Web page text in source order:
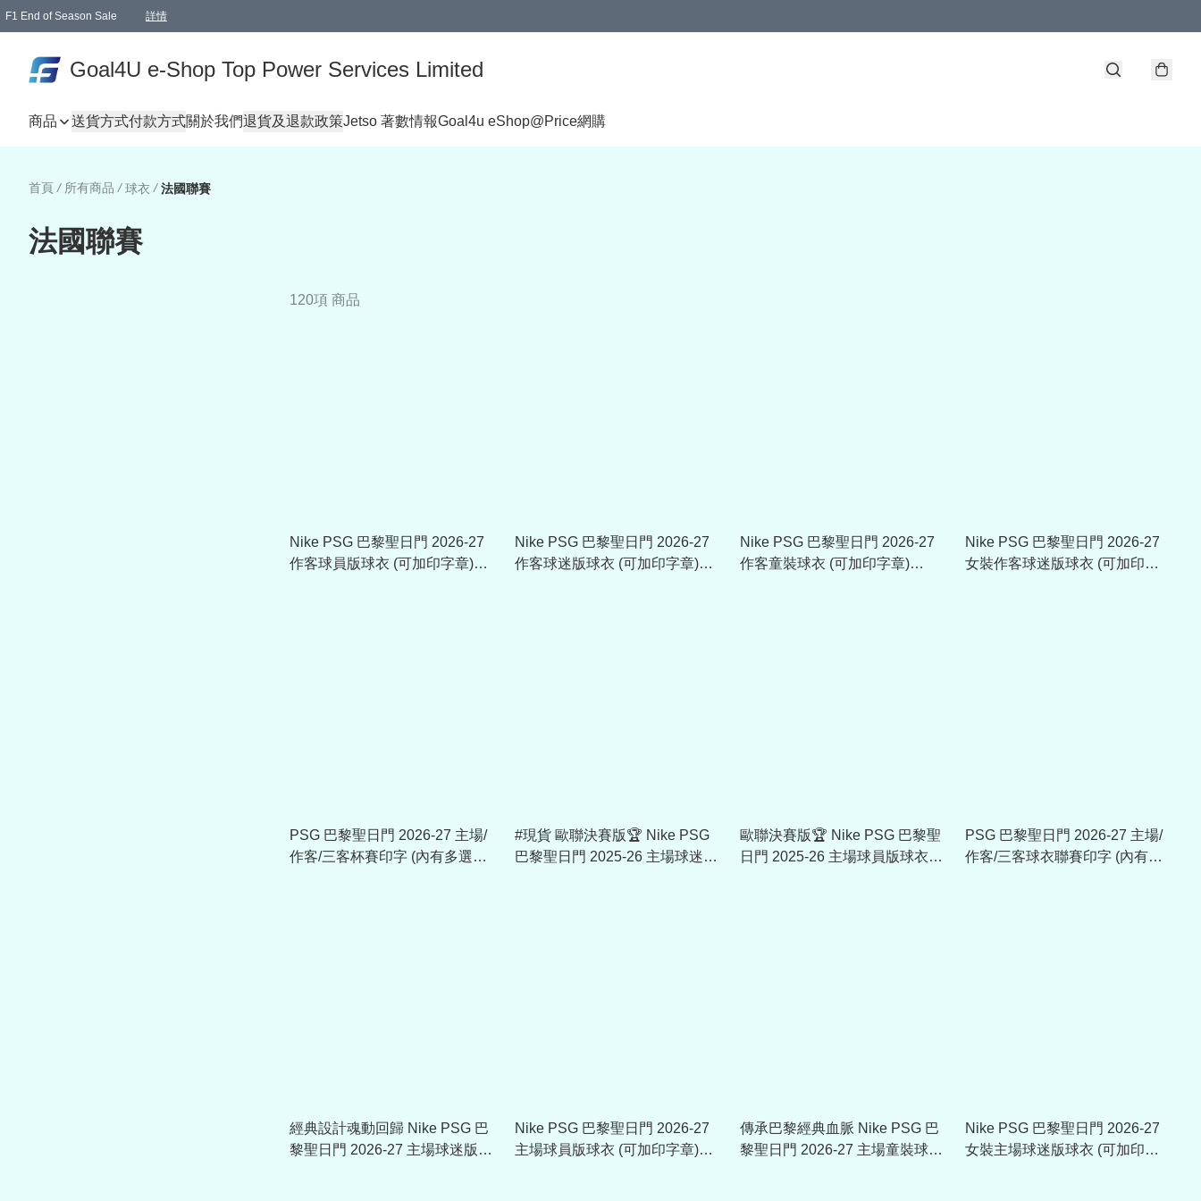
F1 End of Season Sale 詳情
Goal4U e-Shop Top Power Services Limited
商品 送貨方式付款方式關於我們退貨及退款政策Jetso 著數情報Goal4u eShop@Price網購
首頁 / 所有商品 / 球衣 / 法國聯賽
法國聯賽
120項 商品
Nike PSG 巴黎聖日門 2026-27
作客球員版球衣 (可加印字章)
Nike PSG 巴黎聖日門 2026-27
作客球迷版球衣 (可加印字章)
Nike PSG 巴黎聖日門 2026-27
作客童裝球衣 (可加印字章)
Nike PSG 巴黎聖日門 2026-27
女裝作客球迷版球衣 (可加印字
PSG 巴黎聖日門 2026-27 主場/
作客/三客杯賽印字 (內有多選，
#現貨 歐聯決賽版🏆 Nike PSG
巴黎聖日門 2025-26 主場球迷版
歐聯決賽版🏆 Nike PSG 巴黎聖
日門 2025-26 主場球員版球衣
PSG 巴黎聖日門 2026-27 主場/
作客/三客球衣聯賽印字 (內有多
經典設計魂動回歸 Nike PSG 巴
黎聖日門 2026-27 主場球迷版球
Nike PSG 巴黎聖日門 2026-27
主場球員版球衣 (可加印字章)
傳承巴黎經典血脈 Nike PSG 巴
黎聖日門 2026-27 主場童裝球衣
Nike PSG 巴黎聖日門 2026-27
女裝主場球迷版球衣 (可加印字